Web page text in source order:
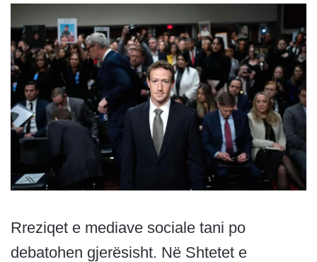
Rreziqet e mediave sociale tani po
debatohen gjerësisht. Në Shtetet e